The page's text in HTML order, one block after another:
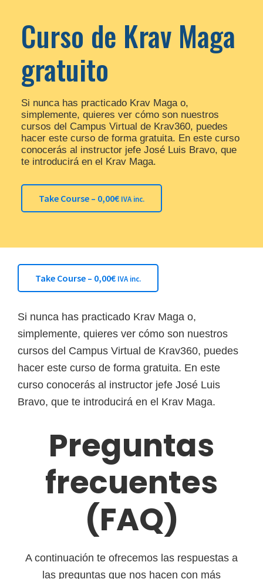
Curso de Krav Maga
gratuito
Si nunca has practicado Krav Maga o,
simplemente, quieres ver cómo son nuestros
cursos del Campus Virtual de Krav360, puedes
hacer este curso de forma gratuita. En este curso
conocerás al instructor jefe José Luis Bravo, que
te introducirá en el Krav Maga.
Take Course – 0,00€ IVA inc.
Take Course – 0,00€ IVA inc.
Si nunca has practicado Krav Maga o,
simplemente, quieres ver cómo son nuestros
cursos del Campus Virtual de Krav360, puedes
hacer este curso de forma gratuita. En este
curso conocerás al instructor jefe José Luis
Bravo, que te introducirá en el Krav Maga.
Preguntas
frecuentes
(FAQ)
A continuación te ofrecemos las respuestas a
las preguntas que nos hacen con más